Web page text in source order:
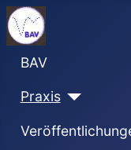
BAV
Praxis